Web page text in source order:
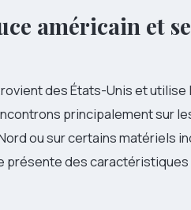
américain et
des États-Unis et utilise
principalement sur
ou sur certains matériels
présente des caractéristiques